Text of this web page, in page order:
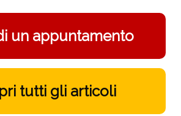
un appuntamento
tutti gli articoli